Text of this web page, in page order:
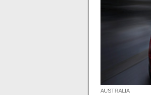
AUSTRALIA